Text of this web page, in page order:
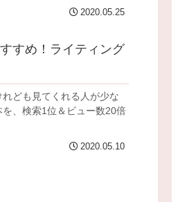
2020.05.25
すめ！ライティング
ども見てくれる人が少な
、検索1位＆ビュー数20倍
2020.05.10